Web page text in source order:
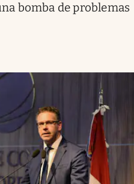
bomba de problemas